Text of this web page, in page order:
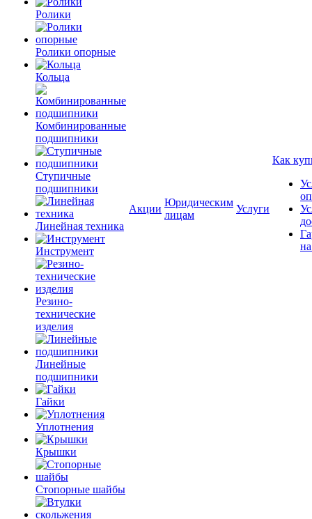
Ролики
Ролики опорные
Кольца
Комбинированные
подшипники
Ступичные
подшипники
Линейная техника
Инструмент
Резино-
технические
изделия
Линейные
подшипники
Гайки
Уплотнения
Крышки
Стопорные шайбы
Акции
Юридическим
лицам
Услуги
Как